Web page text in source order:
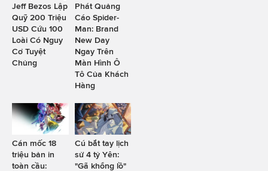
Jeff Bezos Lập
Quỹ 200 Triệu
USD Cứu 100
Loài Có Nguy
Cơ Tuyệt
Chủng
Phát Quảng
Cáo Spider-
Man: Brand
New Day
Ngay Trên
Màn Hình Ô
Tô Của Khách
Hàng
Cán mốc 18
triệu bản in
toàn cầu:
Cú bắt tay lịch
sử 4 tỷ Yên:
"Gã khổng lồ"